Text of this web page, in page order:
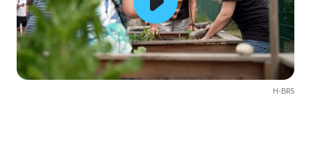
H-BRS